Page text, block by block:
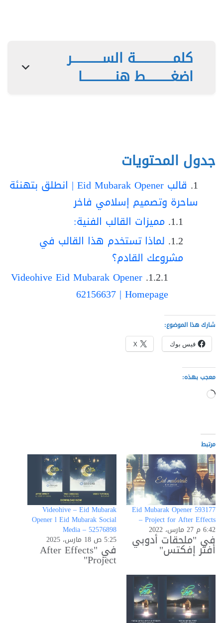
كلمـــــــــــــــة الســــــــــــر
اضغــــــــــط هنـــــــــــــا
جدول المحتويات
قالب Eid Mubarak Opener | انطلق بتهنئة
ساحرة وتصميم إسلامي فاخر
مميزات القالب الفنية:
لماذا تستخدم هذا القالب في
مشروعك القادم؟
Videohive Eid Mubarak Opener
62156637 | Homepage
شارك هذا الموضوع:
فيس بوك X
معجب بهذه:
جاري
مرتبط
Eid Mubarak Opener 593177
– Project for After Effects
6:42 م 27 مارس، 2022
في "ملحقات أدوبي
أفتر إفكتس"
Videohive – Eid Mubarak
Opener l Eid Mubarak Social
Media – 52576898
5:25 ص 18 مارس، 2025
في "After Effects
Project"